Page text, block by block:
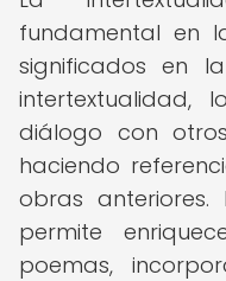
fundamental en
significados en
intertextualidad,
diálogo con
haciendo
obras anteriores.
permite
poemas,